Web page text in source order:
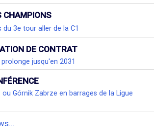
CHAMPIONS
du 3e tour aller de la C1
DE CONTRAT
prolonge jusqu'en 2031
ou Górnik Zabrze en barrages de la Ligue